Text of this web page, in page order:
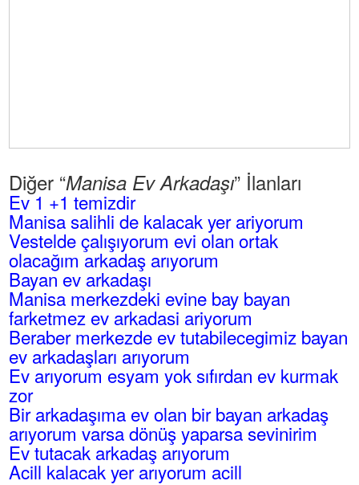
Diğer “Manisa Ev Arkadaşı” İlanları
Ev 1 +1 temizdir
Manisa salihli de kalacak yer ariyorum
Vestelde çalışıyorum evi olan ortak
olacağım arkadaş arıyorum
Bayan ev arkadaşı
Manisa merkezdeki evine bay bayan
farketmez ev arkadasi ariyorum
Beraber merkezde ev tutabilecegimiz bayan
ev arkadaşları arıyorum
Ev arıyorum esyam yok sıfırdan ev kurmak
zor
Bir arkadaşıma ev olan bir bayan arkadaş
arıyorum varsa dönüş yaparsa sevinirim
Ev tutacak arkadaş arıyorum
Acill kalacak yer arıyorum acill